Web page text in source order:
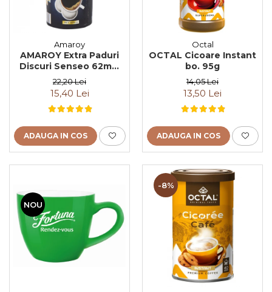
Amaroy
AMAROY Extra Paduri
Discuri Senseo 62mm
Monodoze 20buc 140g
22,20 Lei
15,40 Lei
ADAUGA IN COS
Octal
OCTAL Cicoare Instant
bo. 95g
14,05 Lei
13,50 Lei
ADAUGA IN COS
NOU
-8%